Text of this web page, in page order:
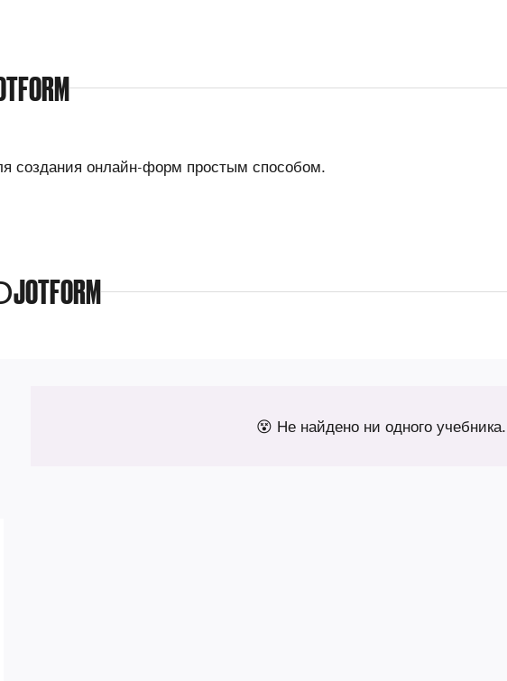
создания онлайн-форм простым способом.
JOTFORM
😵 Не найдено ни одного учебника.